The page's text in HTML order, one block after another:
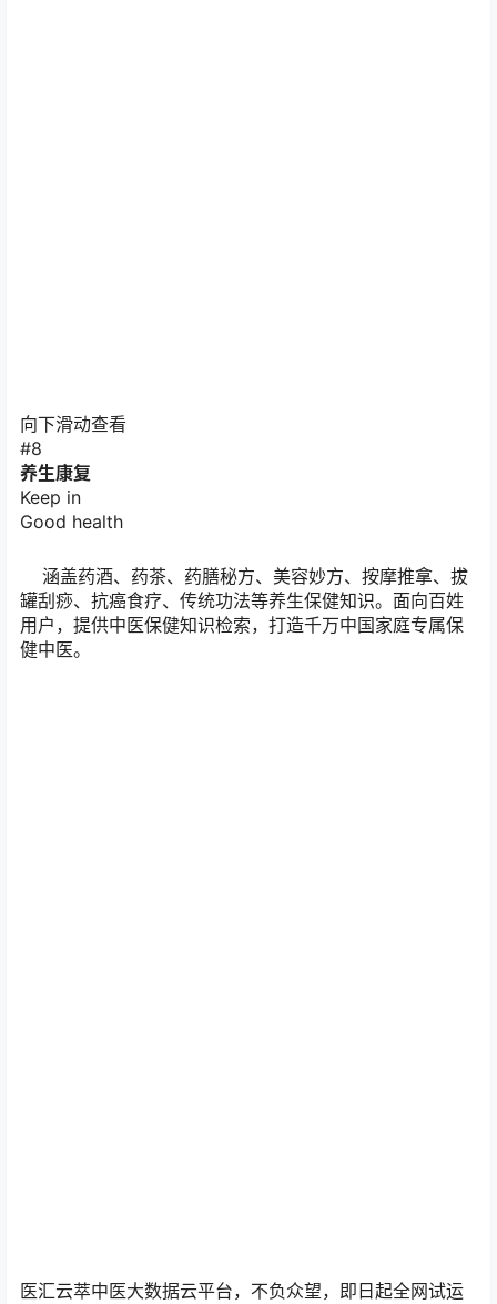
向下滑动查看
#8
养生康复
Keep in
Good health
涵盖药酒、药茶、药膳秘方、美容妙方、按摩推拿、拔
罐刮痧、抗癌食疗、传统功法等养生保健知识。面向百姓
用户，提供中医保健知识检索，打造千万中国家庭专属保
健中医。
医汇云萃中医大数据云平台，不负众望，即日起全网试运